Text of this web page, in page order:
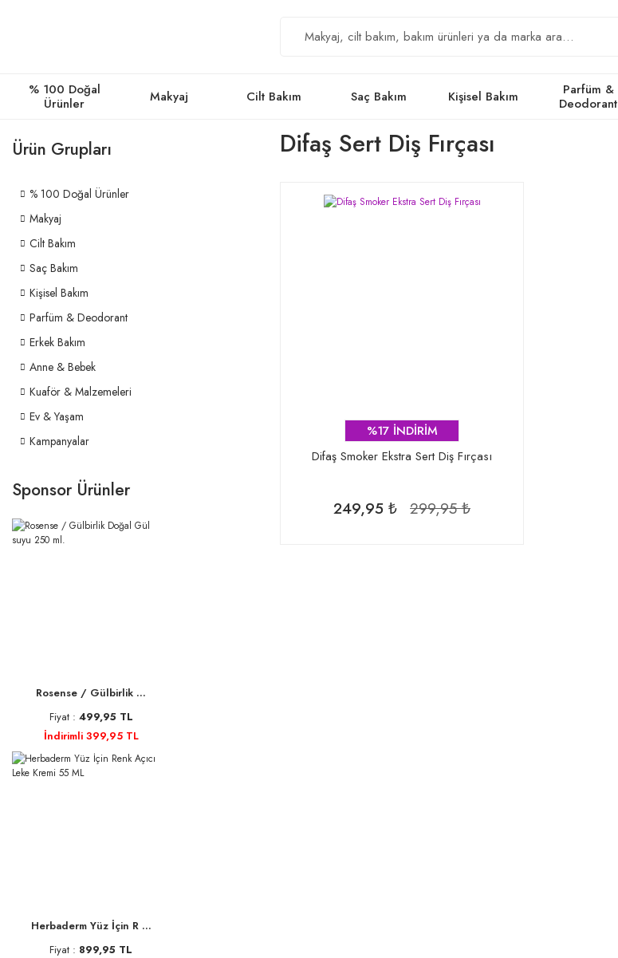
% 100 Doğal
Ürünler
Makyaj Cilt Bakım Saç Bakım Kişisel Bakım
Parfüm &
Deodorant
Ürün Grupları
% 100 Doğal Ürünler
Makyaj
Cilt Bakım
Saç Bakım
Kişisel Bakım
Parfüm & Deodorant
Erkek Bakım
Anne & Bebek
Kuaför & Malzemeleri
Ev & Yaşam
Kampanyalar
Sponsor Ürünler
Rosense / Gülbirlik ...
Fiyat : 499,95 TL
İndirimli 399,95 TL
Herbaderm Yüz İçin R ...
Fiyat : 899,95 TL
Difaş Sert Diş Fırçası
%17 İNDİRİM
Difaş Smoker Ekstra Sert Diş Fırçası
249,95 ₺ 299,95 ₺